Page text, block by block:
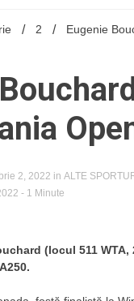
2 Eugenie
2, 2022 in ALTE
- 1 Minute
(locul 511